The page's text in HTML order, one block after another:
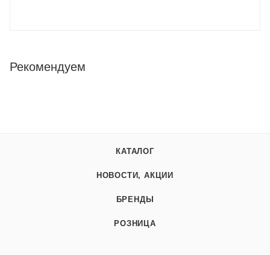
Рекомендуем
КАТАЛОГ
НОВОСТИ, АКЦИИ
БРЕНДЫ
РОЗНИЦА